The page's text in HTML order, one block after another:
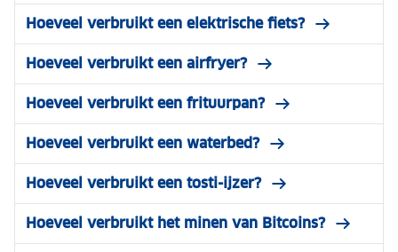
Hoeveel verbruikt een elektrische fiets?
Hoeveel verbruikt een airfryer?
Hoeveel verbruikt een frituurpan?
Hoeveel verbruikt een waterbed?
Hoeveel verbruikt een tosti-ijzer?
Hoeveel verbruikt het minen van Bitcoins?